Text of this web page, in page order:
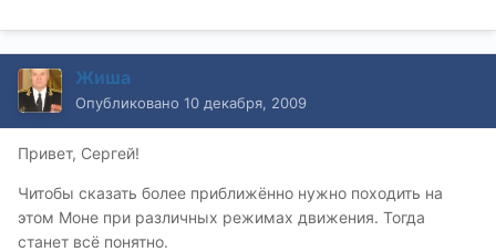
Жиша
Опубликовано 10 декабря, 2009
Привет, Сергей!
Читобы сказать более приближённо нужно походить на
этом Моне при различных режимах движения. Тогда
станет всё понятно.